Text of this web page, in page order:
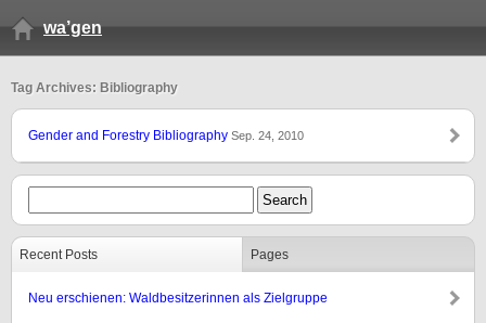
wa’gen
Tag Archives: Bibliography
Gender and Forestry Bibliography Sep. 24, 2010
Recent Posts Pages
Neu erschienen: Waldbesitzerinnen als Zielgruppe